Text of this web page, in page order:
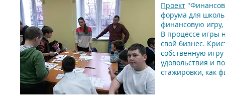
Проект
форума для
финансовую игру,
В процессе игры
свой бизнес.
собственную
удовольствия и
стажировки, как